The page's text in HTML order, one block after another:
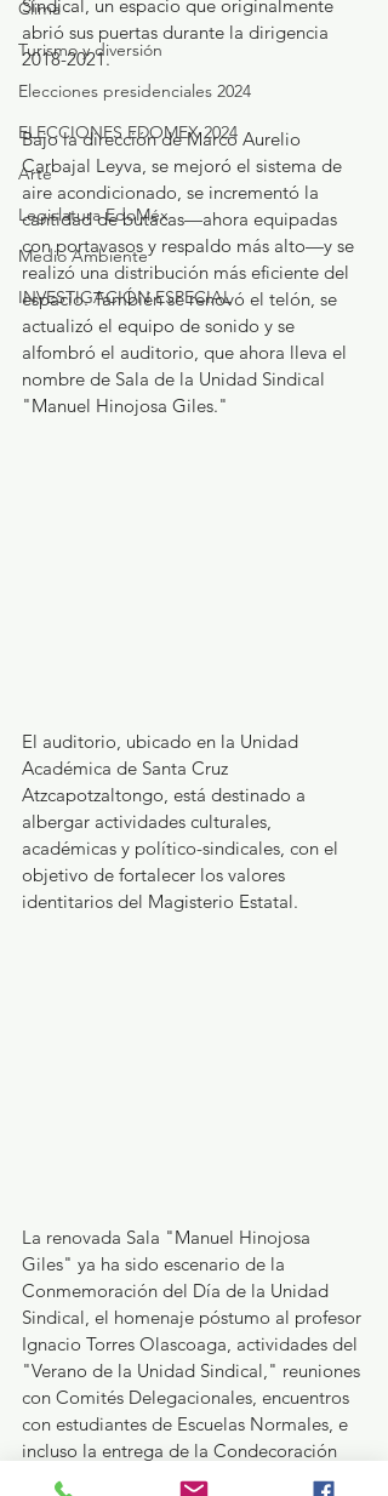
Clima
Turismo y diversión
Elecciones presidenciales 2024
ELECCIONES EDOMEX 2024
Arte
Legislatura EdoMéx
Medio Ambiente
INVESTIGACIÓN ESPECIAL
Sindical, un espacio que originalmente
abrió sus puertas durante la dirigencia
2018-2021.
Bajo la dirección de Marco Aurelio
Carbajal Leyva, se mejoró el sistema de
aire acondicionado, se incrementó la
cantidad de butacas—ahora equipadas
con portavasos y respaldo más alto—y se
realizó una distribución más eficiente del
espacio. También se renovó el telón, se
actualizó el equipo de sonido y se
alfombró el auditorio, que ahora lleva el
nombre de Sala de la Unidad Sindical
"Manuel Hinojosa Giles."
El auditorio, ubicado en la Unidad
Académica de Santa Cruz
Atzcapotzaltongo, está destinado a
albergar actividades culturales,
académicas y político-sindicales, con el
objetivo de fortalecer los valores
identitarios del Magisterio Estatal.
La renovada Sala "Manuel Hinojosa
Giles" ya ha sido escenario de la
Conmemoración del Día de la Unidad
Sindical, el homenaje póstumo al profesor
Ignacio Torres Olascoaga, actividades del
"Verano de la Unidad Sindical," reuniones
con Comités Delegacionales, encuentros
con estudiantes de Escuelas Normales, e
incluso la entrega de la Condecoración
"Maestro Altamirano" Promoción 2024,